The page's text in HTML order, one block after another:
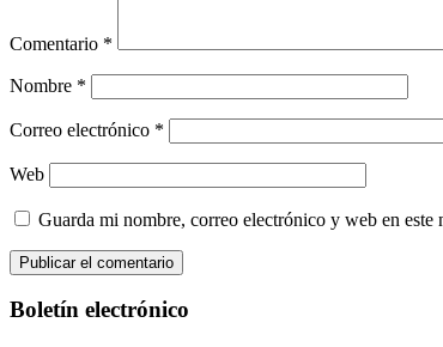
Comentario *
Nombre *
Correo electrónico *
Web
Guarda mi nombre, correo electrónico y web en este
Boletín electrónico